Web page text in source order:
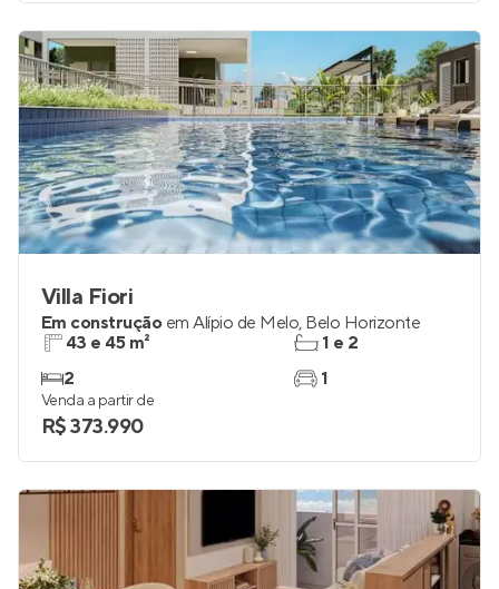
Villa Fiori
Em construção em Alípio de Melo, Belo Horizonte
43 e 45 m²
2
1 e 2
1
Venda a partir de
R$ 373.990